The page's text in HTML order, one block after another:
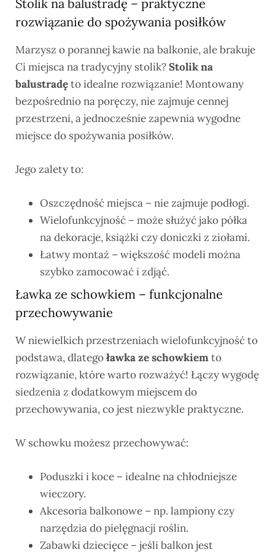
Stolik na balustradę – praktyczne
rozwiązanie do spożywania posiłków
Marzysz o porannej kawie na balkonie, ale brakuje
Ci miejsca na tradycyjny stolik?Stolik na
balustradęto idealne rozwiązanie! Montowany
bezpośrednio na poręczy, nie zajmuje cennej
przestrzeni, a jednocześnie zapewnia wygodne
miejsce do spożywania posiłków.
Jego zalety to:
Oszczędność miejsca – nie zajmuje podłogi.
Wielofunkcyjność – może służyć jako półka
na dekoracje, książki czy doniczki z ziołami.
Łatwy montaż – większość modeli można
szybko zamocować i zdjąć.
Ławka ze schowkiem – funkcjonalne
przechowywanie
W niewielkich przestrzeniach wielofunkcyjność to
podstawa, dlategoławka ze schowkiemto
rozwiązanie, które warto rozważyć! Łączy wygodę
siedzenia z dodatkowym miejscem do
przechowywania, co jest niezwykle praktyczne.
W schowku możesz przechowywać:
Poduszki i koce – idealne na chłodniejsze
wieczory.
Akcesoria balkonowe – np. lampiony czy
narzędzia do pielęgnacji roślin.
Zabawki dziecięce – jeśli balkon jest